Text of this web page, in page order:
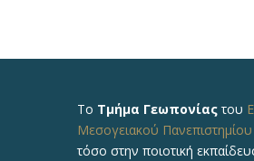
Το Τμήμα Γεωπονίαςτου
Μεσογειακού Πανεπιστημίου
τόσο στην ποιοτική